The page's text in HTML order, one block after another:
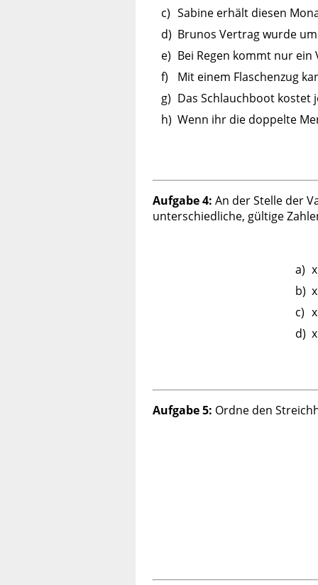
c) Sabine erhält diesen
d) Brunos Vertrag wurde
e) Bei Regen kommt nur
f)
Mit einem Flaschenzug
g) Das Schlauchboot kostet
h) Wenn ihr die doppelte
Aufgabe 4: An der Stelle der
unterschiedliche, gültige
a)
b)
c)
d)
Aufgabe 5: Ordne den